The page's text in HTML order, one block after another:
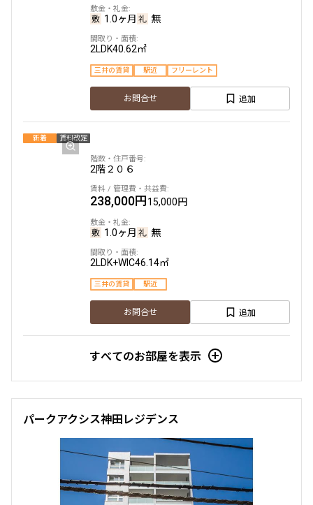
1.0ヶ月 無
2LDK40.62㎡
三井の賃貸 駅近 フリーレント
お問合せ 追加
新着 賃料改定
2階２０６
238,000円15,000円
1.0ヶ月 無
2LDK+WIC46.14㎡
三井の賃貸 駅近
お問合せ 追加
すべてのお部屋を表示
パークアクシス神田レジデンス